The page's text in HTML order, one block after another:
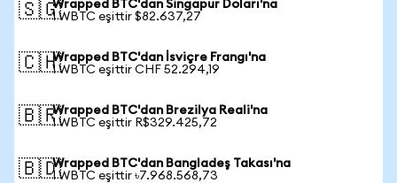
🇸🇬Wrapped BTC'dan Singapur Doları'na
1 WBTC eşittir $82.637,27
🇨🇭Wrapped BTC'dan İsviçre Frangı'na
1 WBTC eşittir CHF 52.294,19
🇧🇷Wrapped BTC'dan Brezilya Reali'na
1 WBTC eşittir R$329.425,72
🇧🇩Wrapped BTC'dan Bangladeş Takası'na
1 WBTC eşittir ৳7.968.568,73